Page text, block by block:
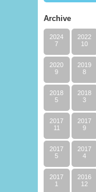
Archive
2024
7
2022
10
2020
9
2019
8
2018
5
2018
3
2017
11
2017
9
2017
5
2017
4
2017
1
2016
12